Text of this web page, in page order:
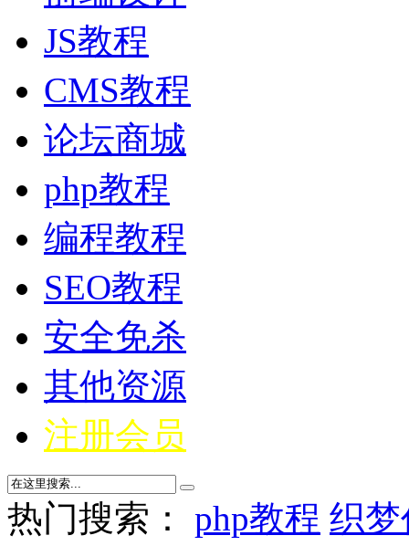
JS教程
CMS教程
论坛商城
php教程
编程教程
SEO教程
安全免杀
其他资源
注册会员
热门搜索： php教程 织